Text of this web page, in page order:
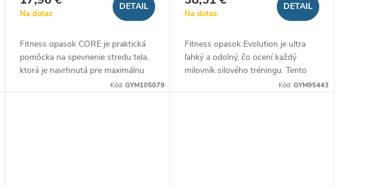
Na dotaz
DETAIL
Fitness opasok CORE je praktická
pomôcka na spevnenie stredu tela,
ktorá je navrhnutá pre maximálnu
podporu pri silovom tréningu a
Kód: GYM105079
Na dotaz
DETAIL
Fitness opasok Evolution je ultra
ľahký a odolný, čo ocení každý
milovník silového tréningu. Tento
opasok z flexibilného neoprénu sa
Kód: GYM95443